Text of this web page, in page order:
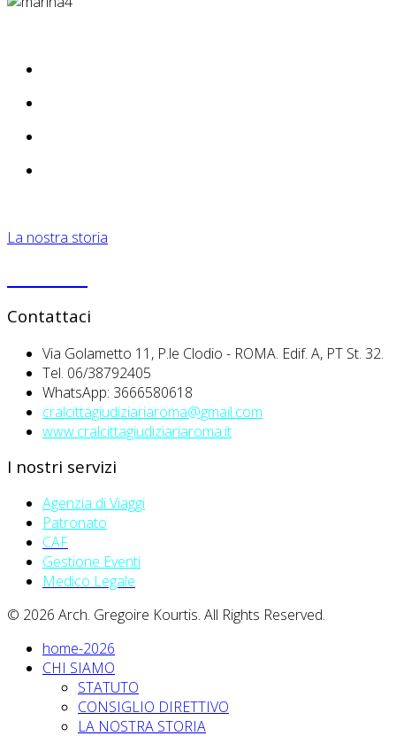
La nostra storia
Contattaci
Via Golametto 11, P.le Clodio - ROMA. Edif. A, PT St. 32.
Tel. 06/38792405
WhatsApp: 3666580618
cralcittagiudiziariaroma@gmail.com
www.cralcittagiudiziariaroma.it
I nostri servizi
Agenzia di Viaggi
Patronato
CAF
Gestione Eventi
Medico Legale
© 2026 Arch. Gregoire Kourtis. All Rights Reserved.
home-2026
CHI SIAMO
STATUTO
CONSIGLIO DIRETTIVO
LA NOSTRA STORIA